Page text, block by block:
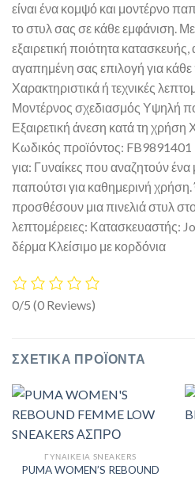
είναι ένα κομψό και μοντέρνο
το στυλ σας σε κάθε εμφάνιση.
εξαιρετική ποιότητα
αγαπημένη σας επιλογή για
Χαρακτηριστικά ή τεχνικές
Μοντέρνος σχεδιασμός Υψηλή
Εξαιρετική άνεση κατά τη
Κωδικός προϊόντος: FB9891401
για: Γυναίκες που αναζητούν ένα
παπούτσι για καθημερινή
προσθέσουν μια πινελιά στυλ
λεπτομέρειες: Κατασκευαστής:
δέρμα Κλείσιμο με κορδόνια
0/5 (0 Reviews)
ΣΧΕΤΙΚΆ ΠΡΟΪΌΝΤΑ
ΓΥΝΑΙΚΕΊΑ SNEAKERS
PUMA WOMEN’S REBOUND